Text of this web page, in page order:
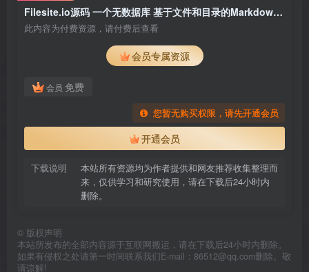
Filesite.io源码 一个无数据库 基于文件和目录的Markdown文档 网址导航 图书 图片 视频网站PHP开源系统
此内容为付费资源，请付费后查看
会员专属资源
会员 免费
您暂无购买权限，请先开通会员
开通会员
下载说明
本站所有资源均为作者提供和网友推荐收集整理而
来，仅供学习和研究使用，请在下载后24小时内
删除。
© 版权声明
本站所发布的全部内容源于互联网搬运，请在下载后24小时内删除。
如果有侵权之处请第一时间联系我们E-mail：86512@qq.com删除。敬
请谅解!